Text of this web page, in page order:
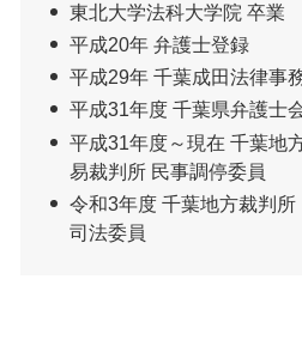
東北大学法科大学院 卒業
平成20年 弁護士登録
平成29年 千葉成田法律事
平成31年度 千葉県弁護士
平成31年度～現在 千葉地
易裁判所 民事調停委員
令和3年度 千葉地方裁判
司法委員